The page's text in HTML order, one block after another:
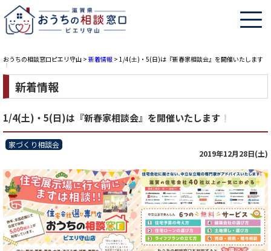
おうちの相談窓口ピエリ守山 > 新着情報 > 1/4(土)・5(日)は『新春家相談会』を開催いたします
新着情報
1/4(土)・5(日)は『新春家相談会』を開催いたします
家づくり相談会
2019年12月28日(土)